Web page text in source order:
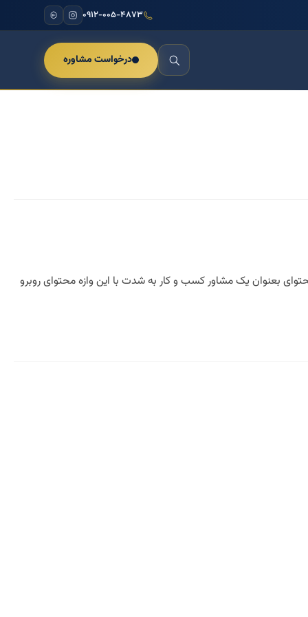
۰۹۱۲-۰۰۵-۴۸۷۳
درخواست مشاوره
بعنوان یک مشاور کسب و کار به شدت با این وازه محتوای روبرو